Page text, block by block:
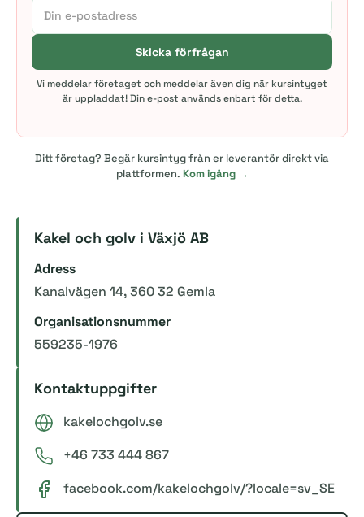
Skicka förfrågan
Vi meddelar företaget och meddelar även dig när kursintyget
är uppladdat! Din e-post används enbart för detta.
Ditt företag? Begär kursintyg från er leverantör direkt via
plattformen. Kom igång →
Kakel och golv i Växjö AB
Adress
Kanalvägen 14, 360 32 Gemla
Organisationsnummer
559235-1976
Kontaktuppgifter
kakelochgolv.se
+46 733 444 867
facebook.com/kakelochgolv/?locale=sv_SE